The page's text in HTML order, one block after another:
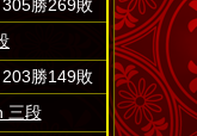
305勝269敗
203勝149敗
三段